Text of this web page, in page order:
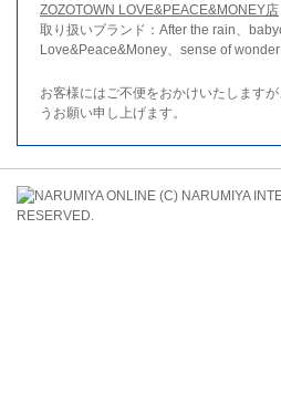
ZOZOTOWN LOVE&PEACE&MONEY店
取り扱いブランド：After the rain、
Love&Peace&Money、sense of
お客様にはご不便をおかけいたします
うお願い申し上げます。